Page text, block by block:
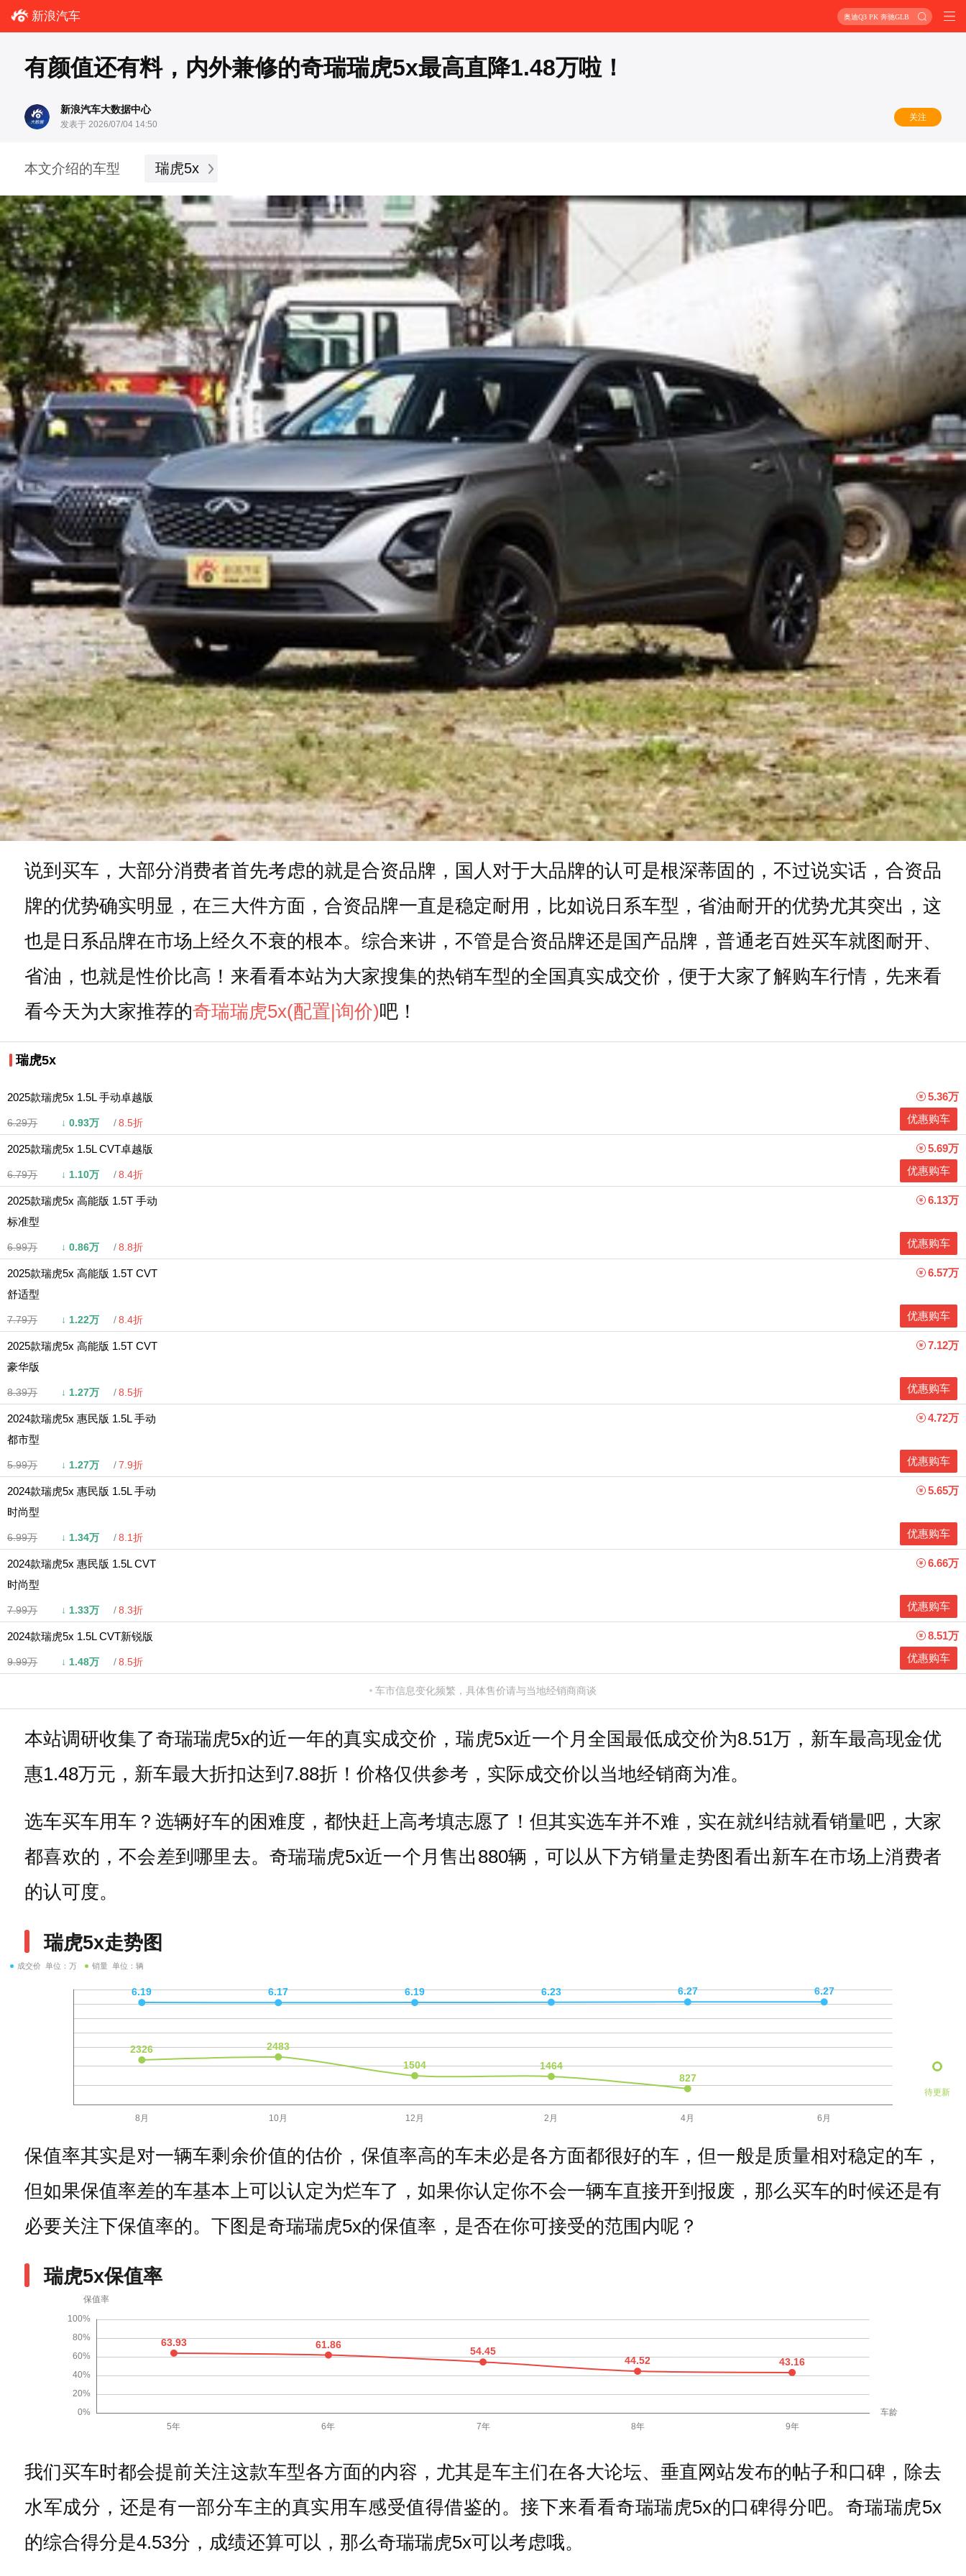
新浪汽车 奥迪Q3 PK 奔驰GLB
有颜值还有料，内外兼修的奇瑞瑞虎5x最高直降1.48万啦！
新浪汽车大数据中心
发表于 2026/07/04 14:50
关注
本文介绍的车型 瑞虎5x
说到买车，大部分消费者首先考虑的就是合资品牌，国人对于大品牌的认可是根深蒂固的，不过说实话，合资品
牌的优势确实明显，在三大件方面，合资品牌一直是稳定耐用，比如说日系车型，省油耐开的优势尤其突出，这
也是日系品牌在市场上经久不衰的根本。综合来讲，不管是合资品牌还是国产品牌，普通老百姓买车就图耐开、
省油，也就是性价比高！来看看本站为大家搜集的热销车型的全国真实成交价，便于大家了解购车行情，先来看
看今天为大家推荐的奇瑞瑞虎5x(配置|询价)吧！
瑞虎5x
2025款瑞虎5x 1.5L 手动卓越版
6.29万 ↓ 0.93万 8.5折
5.36万
优惠购车
2025款瑞虎5x 1.5L CVT卓越版
6.79万 ↓ 1.10万 8.4折
5.69万
优惠购车
2025款瑞虎5x 高能版 1.5T 手动
标准型
6.99万 ↓ 0.86万 8.8折
6.13万
优惠购车
2025款瑞虎5x 高能版 1.5T CVT
舒适型
7.79万 ↓ 1.22万 8.4折
6.57万
优惠购车
2025款瑞虎5x 高能版 1.5T CVT
豪华版
8.39万 ↓ 1.27万 8.5折
7.12万
优惠购车
2024款瑞虎5x 惠民版 1.5L 手动
都市型
5.99万 ↓ 1.27万 7.9折
4.72万
优惠购车
2024款瑞虎5x 惠民版 1.5L 手动
时尚型
6.99万 ↓ 1.34万 8.1折
5.65万
优惠购车
2024款瑞虎5x 惠民版 1.5L CVT
时尚型
7.99万 ↓ 1.33万 8.3折
6.66万
优惠购车
2024款瑞虎5x 1.5L CVT新锐版
9.99万 ↓ 1.48万 8.5折
8.51万
优惠购车
车市信息变化频繁，具体售价请与当地经销商商谈
本站调研收集了奇瑞瑞虎5x的近一年的真实成交价，瑞虎5x近一个月全国最低成交价为8.51万，新车最高现金优
惠1.48万元，新车最大折扣达到7.88折！价格仅供参考，实际成交价以当地经销商为准。
选车买车用车？选辆好车的困难度，都快赶上高考填志愿了！但其实选车并不难，实在就纠结就看销量吧，大家
都喜欢的，不会差到哪里去。奇瑞瑞虎5x近一个月售出880辆，可以从下方销量走势图看出新车在市场上消费者
的认可度。
瑞虎5x走势图
成交价 单位：万 销量 单位：辆
待更新
保值率其实是对一辆车剩余价值的估价，保值率高的车未必是各方面都很好的车，但一般是质量相对稳定的车，
但如果保值率差的车基本上可以认定为烂车了，如果你认定你不会一辆车直接开到报废，那么买车的时候还是有
必要关注下保值率的。下图是奇瑞瑞虎5x的保值率，是否在你可接受的范围内呢？
瑞虎5x保值率
我们买车时都会提前关注这款车型各方面的内容，尤其是车主们在各大论坛、垂直网站发布的帖子和口碑，除去
水军成分，还是有一部分车主的真实用车感受值得借鉴的。接下来看看奇瑞瑞虎5x的口碑得分吧。奇瑞瑞虎5x
的综合得分是4.53分，成绩还算可以，那么奇瑞瑞虎5x可以考虑哦。